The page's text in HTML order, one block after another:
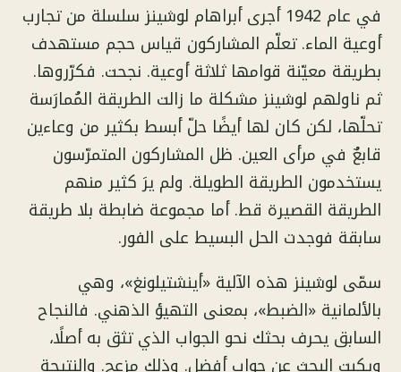
في عام 1942 أجرى أبراهام لوشينز سلسلة من تجارب
أوعية الماء. تعلّم المشاركون قياس حجم مستهدف
بطريقة معيّنة قوامها ثلاثة أوعية. نجحت. فكرّروها.
ثم ناولهم لوشينز مشكلة ما زالت الطريقة المُمارَسة
تحلّها، لكن كان لها أيضًا حلّ أبسط بكثير من وعاءين
قابعٌ في مرأى العين. ظل المشاركون المتمرّسون
يستخدمون الطريقة الطويلة. ولم يرَ كثير منهم
الطريقة القصيرة قط. أما مجموعة ضابطة بلا طريقة
سابقة فوجدت الحل البسيط على الفور.
سمّى لوشينز هذه الآلية «أينشتيلونغ»، وهي
بالألمانية «الضبط»، بمعنى التهيؤ الذهني. فالنجاح
السابق يحرف بحثك نحو الجواب الذي تثق به أصلًا،